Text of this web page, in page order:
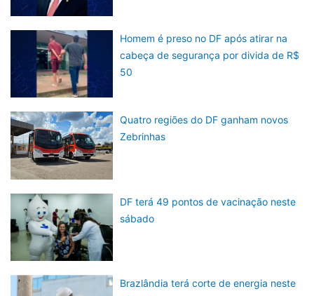
Homem é preso no DF após atirar na
cabeça de segurança por divida de R$
50
Quatro regiões do DF ganham novos
Zebrinhas
DF terá 49 pontos de vacinação neste
sábado
Brazlândia terá corte de energia neste